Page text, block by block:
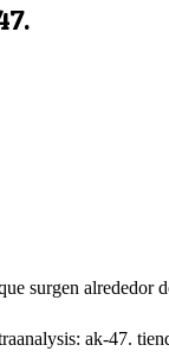
surgen alrededor
ak-47.